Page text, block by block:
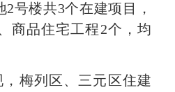
2号楼共3个在建项目
，
商品住宅工程2个 ，均
梅列区、三元区住建